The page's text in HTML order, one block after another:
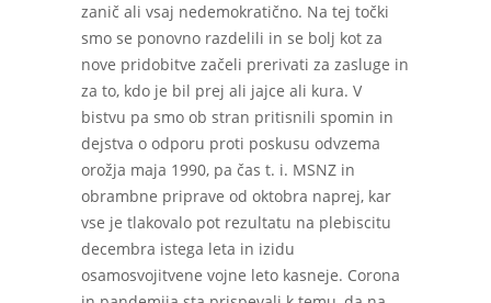
zanič ali vsaj nedemokratično. Na tej točki
smo se ponovno razdelili in se bolj kot za
nove pridobitve začeli prerivati za zasluge in
za to, kdo je bil prej ali jajce ali kura. V
bistvu pa smo ob stran pritisnili spomin in
dejstva o odporu proti poskusu odvzema
orožja maja 1990, pa čas t. i. MSNZ in
obrambne priprave od oktobra naprej, kar
vse je tlakovalo pot rezultatu na plebiscitu
decembra istega leta in izidu
osamosvojitvene vojne leto kasneje. Corona